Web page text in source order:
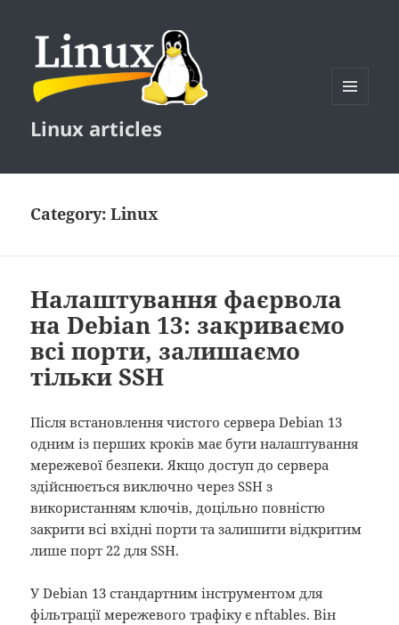
Linux articles
Category:Linux
Налаштування фаєрвола
на Debian 13: закриваємо
всі порти, залишаємо
тільки SSH
Після встановлення чистого сервера Debian 13
одним із перших кроків має бути налаштування
мережевої безпеки. Якщо доступ до сервера
здійснюється виключно через SSH з
використанням ключів, доцільно повністю
закрити всі вхідні порти та залишити відкритим
лише порт 22 для SSH.
У Debian 13 стандартним інструментом для
фільтрації мережевого трафіку є nftables. Він